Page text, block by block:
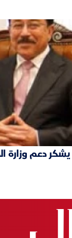
دعم وزارة